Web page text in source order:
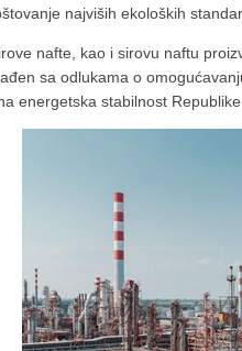
najviših ekoloških
nafte, kao i sirovu naftu
sa odlukama o
energetska stabilnost